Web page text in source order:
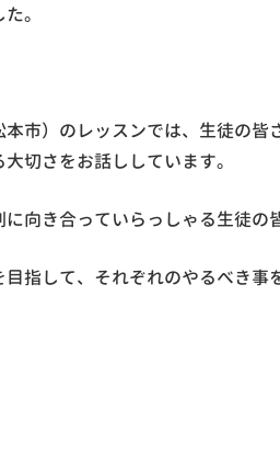
。
市）のレッスンでは、生徒の
切さをお話ししています。
向き合っていらっしゃる生徒の
目指して、それぞれのやるべき